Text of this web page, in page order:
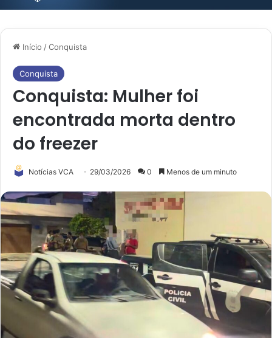
Início /Conquista
Conquista
Conquista: Mulher foi
encontrada morta dentro
do freezer
Notícias VCA 29/03/2026 0 Menos de um minuto